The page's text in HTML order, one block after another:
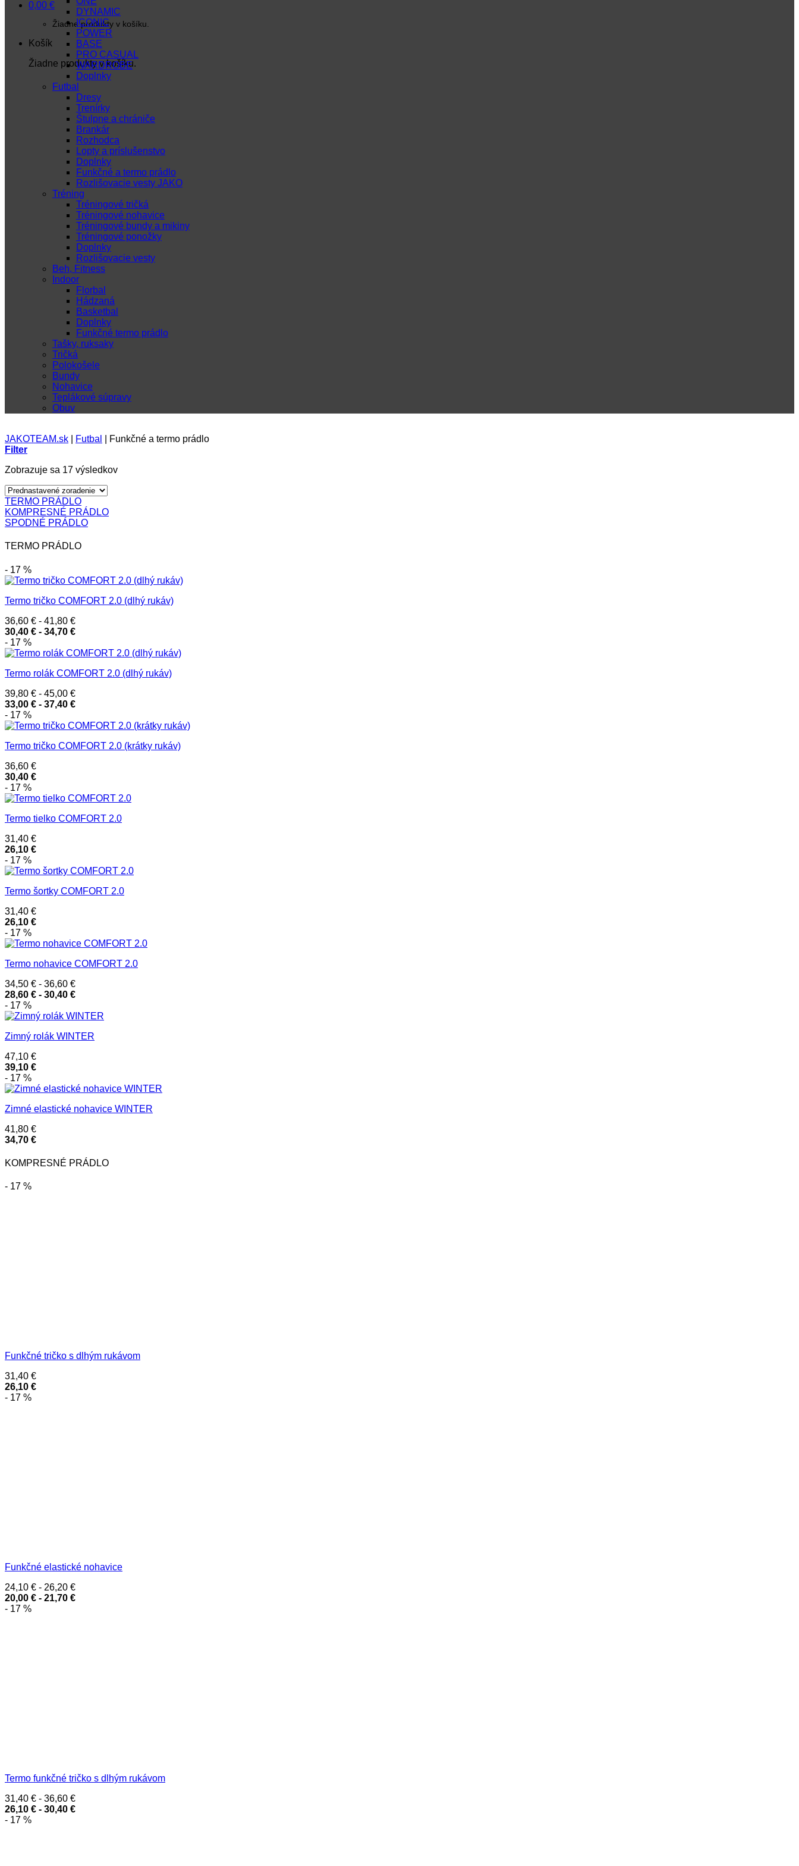
0,00 €
Žiadne produkty v košíku.
Košík
Žiadne produkty v košíku.
DYNAMIC
ICONIC
POWER
BASE
PRO CASUAL
WARDROBE
Doplnky
Futbal
Dresy
Trenírky
Štulpne a chrániče
Brankár
Rozhodca
Lopty a príslušenstvo
Doplnky
Funkčné a termo prádlo
Rozlišovacie vesty JAKO
Tréning
Tréningové tričká
Tréningové nohavice
Tréningové bundy a mikiny
Tréningové ponožky
Doplnky
Rozlišovacie vesty
Beh, Fitness
Indoor
Florbal
Hádzaná
Basketbal
Doplnky
Funkčné termo prádlo
Tašky, ruksaky
Tričká
Polokošele
Bundy
Nohavice
Teplákové súpravy
Obuv
JAKOTEAM.sk Futbal
Funkčné a termo prádlo
Filter
Zobrazuje sa 17 výsledkov
TERMO PRÁDLO
KOMPRESNÉ PRÁDLO
SPODNÉ PRÁDLO
TERMO PRÁDLO
- 17 %
Termo tričko COMFORT 2.0 (dlhý rukáv)
36,60 € - 41,80 €
30,40 € - 34,70 €
- 17 %
Termo rolák COMFORT 2.0 (dlhý rukáv)
39,80 € - 45,00 €
33,00 € - 37,40 €
- 17 %
Termo tričko COMFORT 2.0 (krátky rukáv)
36,60 €
30,40 €
- 17 %
Termo tielko COMFORT 2.0
31,40 €
26,10 €
- 17 %
Termo šortky COMFORT 2.0
31,40 €
26,10 €
- 17 %
Termo nohavice COMFORT 2.0
34,50 € - 36,60 €
28,60 € - 30,40 €
- 17 %
Zimný rolák WINTER
47,10 €
39,10 €
- 17 %
Zimné elastické nohavice WINTER
41,80 €
34,70 €
KOMPRESNÉ PRÁDLO
- 17 %
Funkčné tričko s dlhým rukávom
31,40 €
26,10 €
- 17 %
Funkčné elastické nohavice
24,10 € - 26,20 €
20,00 € - 21,70 €
- 17 %
Termo funkčné tričko s dlhým rukávom
31,40 € - 36,60 €
26,10 € - 30,40 €
- 17 %